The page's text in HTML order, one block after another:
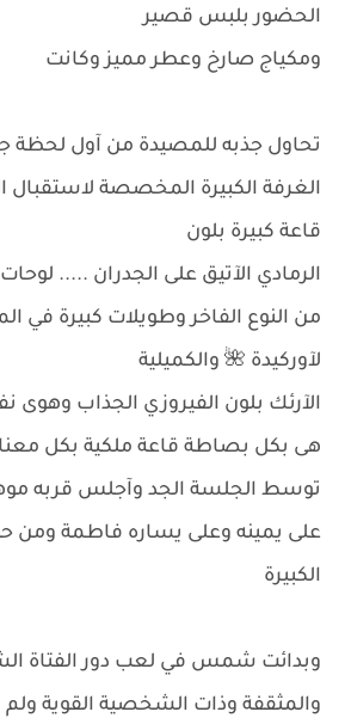
الحضور بلبس قصير
ومكياج صارخ وعطر مميز وكانت
تحاول جذبه للمصيدة من آول لحظة
الغرفة الكبيرة المخصصة
قاعة كبيرة بلون
الرمادي الآتيق على الجدران .....
من النوع الفاخر وطويلات كبيرة في
لآوركيدة 🌺 والكميلية
الآرئك بلون الفيروزي الجذاب وهوى
هى بكل بصاطة قاعة ملكية بكل معنا
توسط الجلسة الجد وآجلس قربه
على يمينه وعلى يساره فاطمة ومن
الكبيرة
وبدائت شمس في لعب دور الفتاة
والمثقفة وذات الشخصية القوية ولم